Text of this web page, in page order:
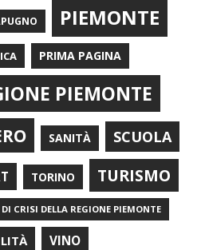
PIEMONTE
PRIMA PAGINA
PIEMONTE
SANITÀ SCUOLA
TORINO TURISMO
CRISI DELLA REGIONE PIEMONTE
VINO